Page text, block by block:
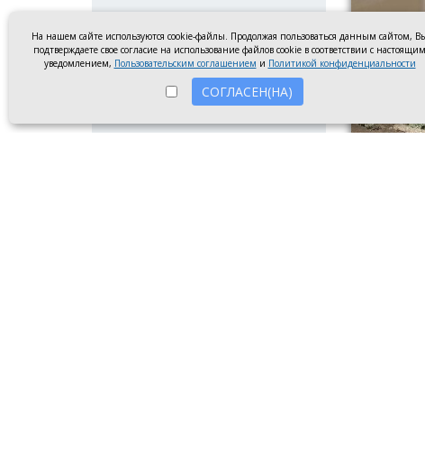
На нашем сайте используются cookie-файлы. Продолжая пользоваться данным сайтом,
подтверждаете свое согласие на использование файлов cookie в соответствии с настоящим
уведомлением, Пользовательским соглашением и Политикой конфиденциальности
СОГЛАСЕН(НА)